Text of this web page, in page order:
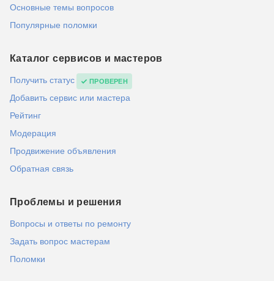
Основные темы вопросов
Популярные поломки
Каталог сервисов и мастеров
Получить статус ПРОВЕРЕН
Добавить сервис или мастера
Рейтинг
Модерация
Продвижение объявления
Обратная связь
Проблемы и решения
Вопросы и ответы по ремонту
Задать вопрос мастерам
Поломки